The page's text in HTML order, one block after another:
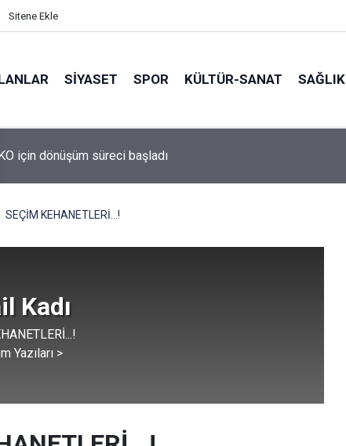
Sitene Ekle
SİYASET SPOR KÜLTÜR-SANAT SAĞLIK
Firarisi İhraç Albay Gölcük'te Yakalandı!
SEÇİM KEHANETLERİ...!
Kadı
Yazıları >